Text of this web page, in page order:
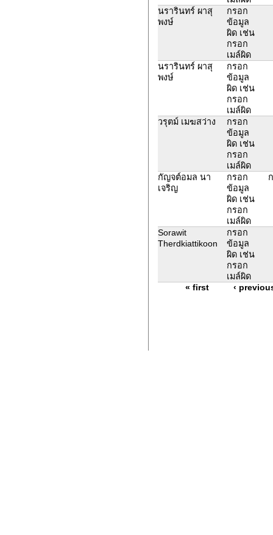
นรารินทร์ ผาสุ
พงษ์
กรอก
ข้อมูล
ผิด เช่น
กรอก
เมล์ผิด
นรารินทร์ ผาสุ
พงษ์
กรอก
ข้อมูล
ผิด เช่น
กรอก
เมล์ผิด
วรุตม์ เมฆสว่าง
กรอก
ข้อมูล
ผิด เช่น
กรอก
เมล์ผิด
กัญจต์อมล นา
เจริญ
กรอก
ข้อมูล
ผิด เช่น
กรอก
เมล์ผิด
Sorawit
Therdkiattikoon
กรอก
ข้อมูล
ผิด เช่น
กรอก
เมล์ผิด
« first
‹